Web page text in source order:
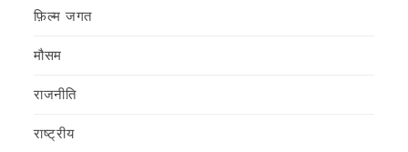
फ़िल्‍म जगत
मौसम
राजनीति
राष्ट्रीय